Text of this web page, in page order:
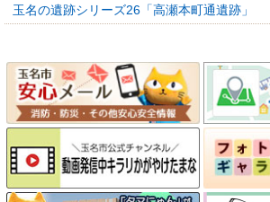
玉名の遺跡シリーズ26「高瀬本町通遺跡」